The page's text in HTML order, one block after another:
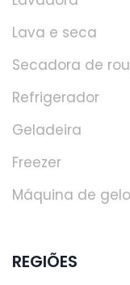
Lava e seca
Secadora de
Refrigerador
Geladeira
Freezer
Máquina de gelo
REGIÕES